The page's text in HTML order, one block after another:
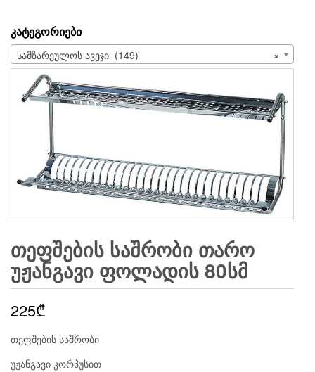
ᲙᲐᲢᲔᲒᲝᲠᲘᲔᲑᲘ
×
სამზარეულოს ავეჯი (149)
ᲗᲔᲤᲨᲔᲑᲘᲡ ᲡᲐᲨᲠᲝᲑᲘ ᲗᲐᲠᲝ
ᲣᲟᲐᲜᲒᲐᲕᲘ ᲤᲝᲚᲐᲓᲘᲡ 80ᲡᲛ
225₾
თეფშების საშრობი
უჟანგავი კორპუსით